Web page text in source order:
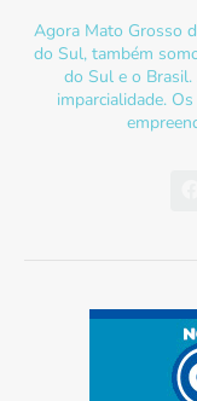
Agora Mato Grosso
do Sul, também
do Sul e o
imparcialidade.